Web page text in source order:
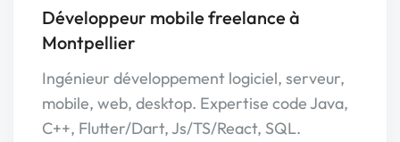
Développeur mobile freelance à
Montpellier
Ingénieur développement logiciel, serveur,
mobile, web, desktop. Expertise code Java,
C++, Flutter/Dart, Js/TS/React, SQL.